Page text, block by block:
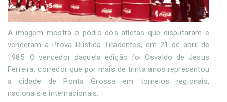
A imagem mostra o pódio dos atletas que disputaram e
venceram a Prova Rústica Tiradentes, em 21 de abril de
1985. O vencedor daquela edição foi Osvaldo de Jesus
Ferreira, corredor que por mais de trinta anos representou
a cidade de Ponta Grossa em torneios regionais,
nacionais e internacionais.